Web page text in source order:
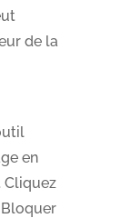
de la
en
Cliquez